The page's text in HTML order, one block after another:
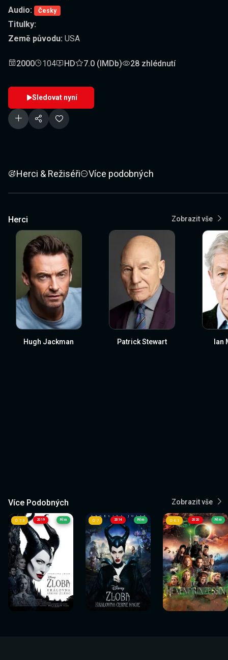
Audio:
Česky
Titulky:
Země původu: USA
2000 104 HD 7.0 (IMDb) 28 zhlédnutí
Sledovat nyní
Herci & Režiséři Více podobných
Herci Zobrazit vše
Hugh Jackman Patrick Stewart Ian
Více Podobných Zobrazit vše
2019
Sledovat
nyní
7.3 Film
Sledovat
nyní
2014
Sledovat
nyní
7 Film
Sledovat
nyní
2020
Sledovat
nyní
6.1 Film
Sledovat
nyní